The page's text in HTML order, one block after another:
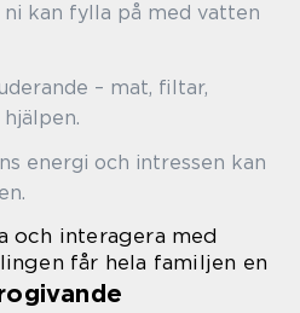
kan fylla på med vatten
– mat, filtar,
energi och intressen kan
och interagera med
får hela familjen en